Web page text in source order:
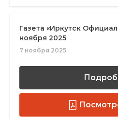
Газета «Иркутск
ноября 2025
7 ноября 2025